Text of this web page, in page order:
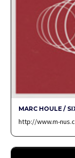
MARC HOULE /
http://www.m-